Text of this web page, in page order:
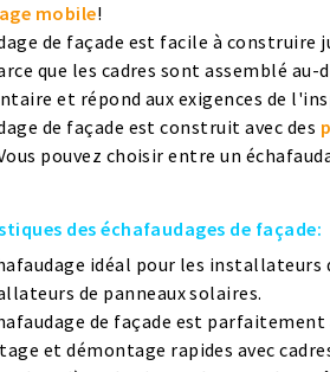
mobile!
de façade est facile à construire
que les cadres sont assemblé
et répond aux exigences de
de façade est construit avec des
pouvez choisir entre un
des échafaudages de façade:
idéal pour les
de panneaux solaires.
de façade est
et démontage rapides avec